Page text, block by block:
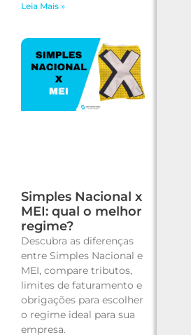
Leia Mais »
Simples Nacional x
MEI: qual o melhor
regime?
Descubra as diferenças
entre Simples Nacional e
MEI, compare tributos,
limites de faturamento e
obrigações para escolher
o regime ideal para sua
empresa.